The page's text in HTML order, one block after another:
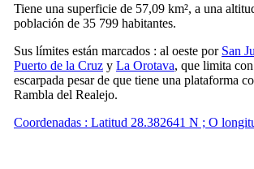
Tiene una superficie de 57,09 km², a una
población de 35 799 habitantes.
Sus límites están marcados : al oeste por San
Puerto de la Cruz y La Orotava, que limita
escarpada pesar de que tiene una plataforma
Rambla del Realejo.
Coordenadas : Latitud 28.382641 N ; O